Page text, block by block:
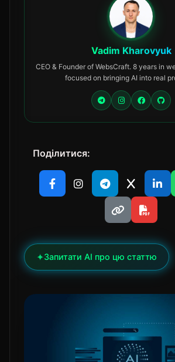
Vadim Kharovyuk
CEO & Founder of WebsCraft. 8 years in
focused on bringing AI into real
Поділитися:
✦Запитати AI про цю статтю